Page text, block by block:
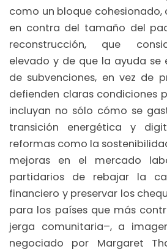
como un bloque cohesionado,
en contra del tamaño del
reconstrucción, que
elevado y de que la ayuda se
de subvenciones, en vez de
defienden claras condiciones
incluyan no sólo cómo se
transición energética y
reformas como la
mejoras en el mercado
partidarios de rebajar la
financiero y preservar los
para los países que más
jerga comunitaria–, a
negociado por Margaret